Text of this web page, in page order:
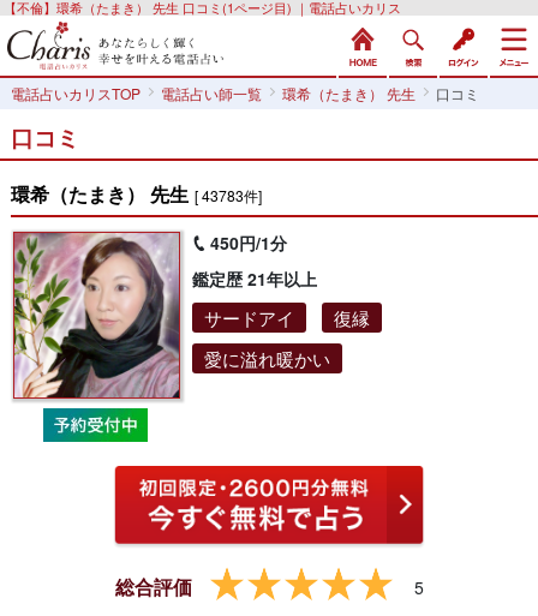
【不倫】環希（たまき） 先生 口コミ(1ページ目) ｜電話占いカリス
電話占いカリスTOP 電話占い師一覧 環希（たまき） 先生 口コミ
口コミ
環希（たまき） 先生 [ 43783件]
450円/1分
鑑定歴 21年以上
サードアイ
復縁
愛に溢れ暖かい
総合評価 5